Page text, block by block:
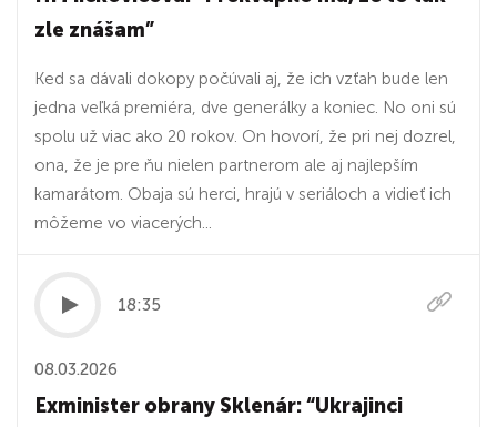
zle znášam”
Ked sa dávali dokopy počúvali aj, že ich vzťah bude len
jedna veľká premiéra, dve generálky a koniec. No oni sú
spolu už viac ako 20 rokov. On hovorí, že pri nej dozrel,
ona, že je pre ňu nielen partnerom ale aj najlepším
kamarátom. Obaja sú herci, hrajú v seriáloch a vidieť ich
môžeme vo viacerých...
18:35
08.03.2026
Exminister obrany Sklenár: “Ukrajinci